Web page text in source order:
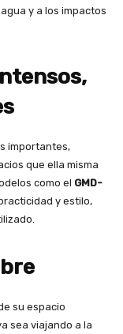
y a los impactos
importantes,
que ella misma
como el GMD-
y estilo,
su espacio
sea viajando a la